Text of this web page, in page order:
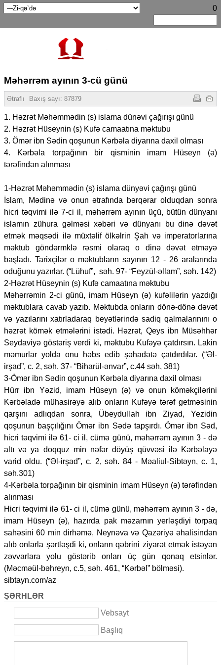
0
Məhərrəm ayının 3-cü günü
Ətraflı Baxış sayı: 87879
1. Həzrət Məhəmmədin (s) islama dünəvi çağırışı günü
2. Həzrət Hüseynin (s) Kufə camaatına məktubu
3. Ömər ibn Sədin qoşunun Kərbəla diyarına daxil olması
4. Kərbəla torpağının bir qisminin imam Hüseyn (ə)
tərəfindən alınması
1-Həzrət Məhəmmədin (s) islama dünyəvi çağırışı günü
İslam, Mədinə və onun ətrafında bərqərar olduqdan sonra
hicri təqvimi ilə 7-ci il, məhərrəm ayının üçü, bütün dünyanı
islamın zühura gəlməsi xəbəri və dünyanı bu dinə dəvət
etmək məqsədi ilə müxtəlif ölkəlrin Şah və imperatorlarına
məktub göndərmklə rəsmi olaraq o dinə dəvət etməyə
başladı. Tarixçilər o məktubların sayının 12 - 26 aralarında
oduğunu yazırlar. (“Lühuf”, səh. 97- “Feyzül-əllam”, səh. 142)
2-Həzrət Hüseynin (s) Kufə camaatına məktubu
Məhərrəmin 2-ci günü, imam Hüseyn (ə) kufəlilərin yazdığı
məktublara cavab yazıb. Məktubda onların dönə-dönə dəvət
və yazılarını xatırladaraq beyətlərində sadiq qalmalarınını o
həzrət kömək etmələrini istədi. Həzrət, Qeys ibn Müsəhhər
Seydaviyə göstəriş verdi ki, məktubu Kufəyə çatdırsın. Lakin
məmurlar yolda onu həbs edib şəhadətə çatdırdılar. (“Əl-
irşad”, c. 2, səh. 37- “Biharül-ənvar”, c.44 səh, 381)
3-Ömər ibn Sədin qoşunun Kərbəla diyarına daxil olması
Hürr ibn Yəzid, imam Hüseyn (ə) və onun köməkçilərini
Kərbəladə mühasirəyə alıb onların Kufəyə tərəf getməsinin
qarşını adlıqdan sonra, Übeydullah ibn Ziyad, Yezidin
qoşunun başçılığını Ömər ibn Sədə tapşırdı. Ömər ibn Səd,
hicri təqvimi ilə 61- ci il, cümə günü, məhərrəm ayının 3 - də
altı və ya doqquz min nəfər döyüş qüvvəsi ilə Kərbəlayə
varid oldu. (“Əl-irşad”, c. 2, səh. 84 - Məaliul-Sibtəyn, c. 1,
səh.301)
4-Kərbəla torpağının bir qisminin imam Hüseyn (ə) tərəfindən
alınması
Hicri təqvimi ilə 61- ci il, cümə günü, məhərrəm ayının 3 - də,
imam Hüseyn (ə), hazırda pak məzarnın yerləşdiyi torpaq
sahəsini 60 min dirhəmə, Neynəva və Qazəriyə əhalisindən
alıb onlarla şərtləşdi ki, onların qəbrini ziyarət etmək istəyən
zəvvarlara yolu göstərib onları üç gün qonaq etsinlər.
(Məcməül-bəhreyn, c.5, səh. 461, “Kərbəl” bölməsi).
sibtayn.com/az
ŞƏRHLƏR
Vebsayt
Başlıq